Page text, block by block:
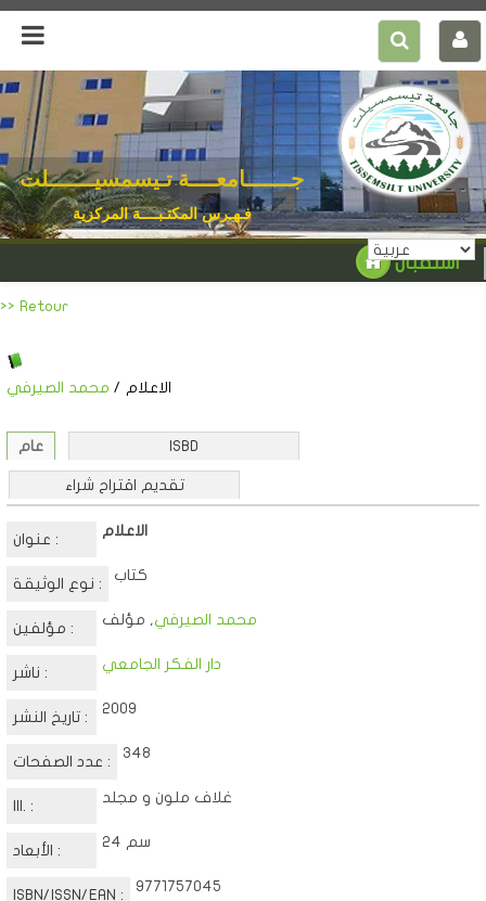
جـــــــامعــــة تـيسمسيـــــــلت
فـهـرس المكتـبــــة المركزية
استقبال
>> Retour
الاعلام / محمد الصيرفي
عام ISBD
تقديم اقتراح شراء
عنوان :
الاعلام
نوع الوثيقة :
كتاب
مؤلفين :
محمد الصيرفي, مؤلف
ناشر :
دار الفكر الجامعي
تاريخ النشر :
2009
عدد الصفحات :
348
Ill. :
غلاف ملون و مجلد
الأبعاد :
24 سم
ISBN/ISSN/EAN :
9771757045